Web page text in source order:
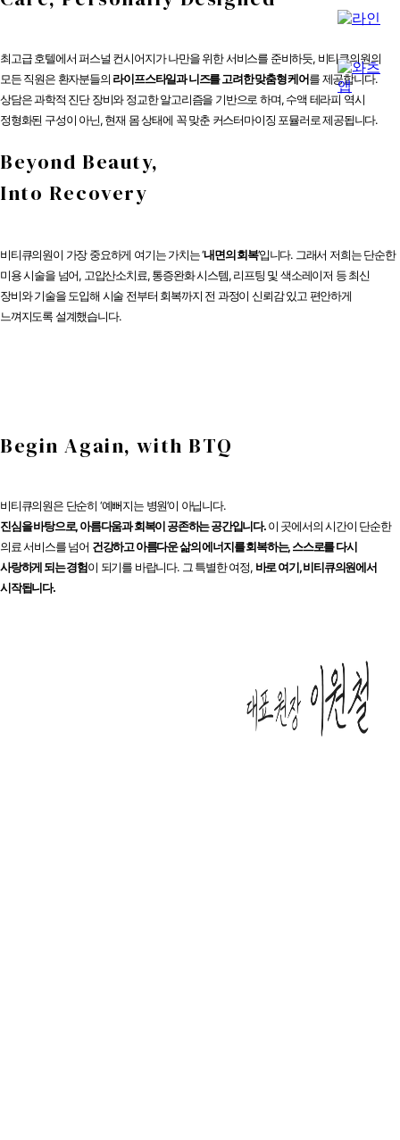
최고급 호텔에서 퍼스널 컨시어지가 나만을 위한 서비스를 준비하듯, 비티큐의원의
모든 직원은 환자분들의 라이프스타일과 니즈를 고려한 맞춤형 케어를 제공합니다.
상담은 과학적 진단 장비와 정교한 알고리즘을 기반으로 하며, 수액 테라피 역시
정형화된 구성이 아닌, 현재 몸 상태에 꼭 맞춘 커스터마이징 포뮬러로 제공됩니다.
Beyond Beauty,
Into Recovery
비티큐의원이 가장 중요하게 여기는 가치는 ‘내면의 회복’입니다. 그래서 저희는 단순한
미용 시술을 넘어, 고압산소치료, 통증완화 시스템, 리프팅 및 색소레이저 등 최신
장비와 기술을 도입해 시술 전부터 회복까지 전 과정이 신뢰감 있고 편안하게
느껴지도록 설계했습니다.
Begin Again, with BTQ
비티큐의원은 단순히 ‘예뻐지는 병원’이 아닙니다.
진심을 바탕으로, 아름다움과 회복이 공존하는 공간입니다. 이 곳에서의 시간이 단순한
의료 서비스를 넘어 건강하고 아름다운 삶의 에너지를 회복하는, 스스로를 다시
사랑하게 되는 경험이 되기를 바랍니다. 그 특별한 여정, 바로 여기, 비티큐의원에서
시작됩니다.